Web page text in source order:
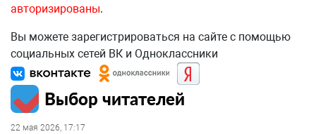
авторизированы.
Вы можете зарегистрироваться на сайте с помощью
социальных сетей ВК и Одноклассники
Выбор читателей
22 мая 2026, 17:17